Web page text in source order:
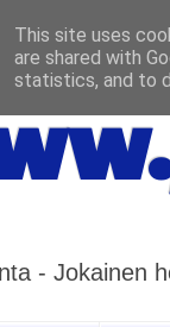
- Jokainen
This site uses
are shared with
statistics, and to